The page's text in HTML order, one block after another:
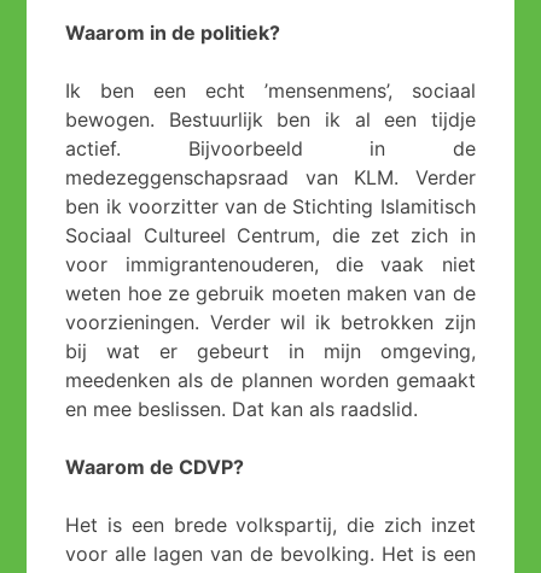
Waarom in de politiek?
Ik ben een echt ’mensenmens’, sociaal
bewogen. Bestuurlijk ben ik al een tijdje
actief. Bijvoorbeeld in de
medezeggenschapsraad van KLM. Verder
ben ik voorzitter van de Stichting Islamitisch
Sociaal Cultureel Centrum, die zet zich in
voor immigrantenouderen, die vaak niet
weten hoe ze gebruik moeten maken van de
voorzieningen. Verder wil ik betrokken zijn
bij wat er gebeurt in mijn omgeving,
meedenken als de plannen worden gemaakt
en mee beslissen. Dat kan als raadslid.
Waarom de CDVP?
Het is een brede volkspartij, die zich inzet
voor alle lagen van de bevolking. Het is een